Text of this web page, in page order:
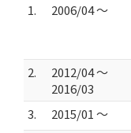
1.
2006/04 ～
2.
2012/04 ～
2016/03
3. 2015/01 ～